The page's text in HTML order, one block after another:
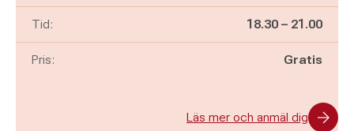
Tid: Pågår mellan
18.30 – och
21.00
Pris: Gratis
Läs mer och anmäl dig